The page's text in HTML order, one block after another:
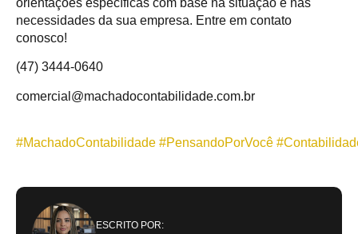
necessidades da sua empresa. Entre em contato
conosco!
(47) 3444-0640
comercial@machadocontabilidade.com.br
#MachadoContabilidade #PensandoPorVocê
ESCRITO POR: